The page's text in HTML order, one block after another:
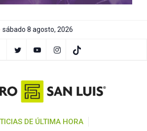
sábado 8 agosto, 2026
DE ÚLTIMA HORA